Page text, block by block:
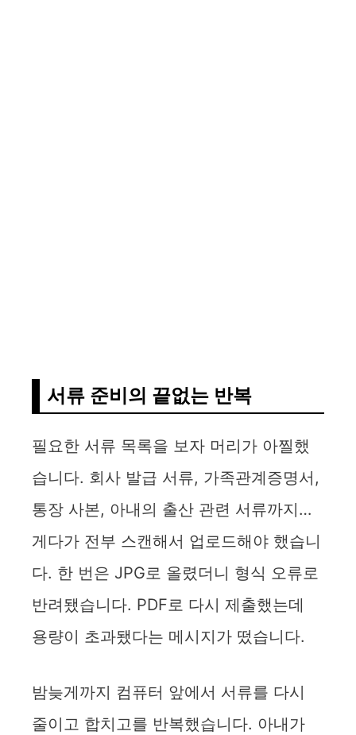
서류 준비의 끝없는 반복
필요한 서류 목록을 보자 머리가 아찔했
습니다. 회사 발급 서류, 가족관계증명서,
통장 사본, 아내의 출산 관련 서류까지…
게다가 전부 스캔해서 업로드해야 했습니
다. 한 번은 JPG로 올렸더니 형식 오류로
반려됐습니다. PDF로 다시 제출했는데
용량이 초과됐다는 메시지가 떴습니다.
밤늦게까지 컴퓨터 앞에서 서류를 다시
줄이고 합치고를 반복했습니다. 아내가